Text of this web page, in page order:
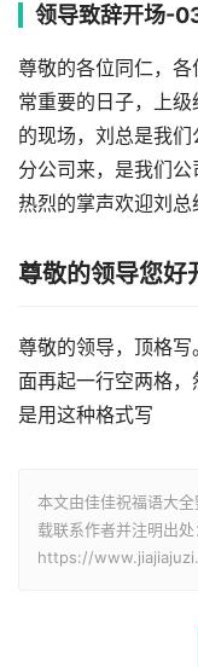
领导致辞开场-
尊敬的各位同仁，
常重要的日子，上
的现场，刘总是我
分公司来，是我们
热烈的掌声欢迎刘总
尊敬的领导您好
尊敬的领导，顶格
面再起一行空两格
是用这种格式写
本文由佳佳祝福语大
载联系作者并注明出处
https://